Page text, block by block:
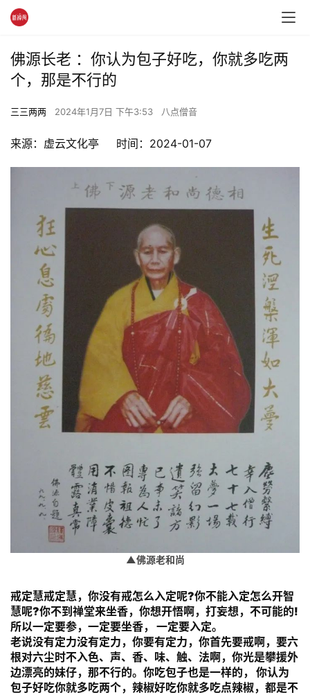
佛源长老 ：你认为包子好吃，你就多吃两
个，那是不行的
三三两两 2024年1月7日 下午3:53 八点僧音
来源：虚云文化亭     时间：2024-01-07
▲佛源老和尚
戒定慧戒定慧，你没有戒怎么入定呢?你不能入定怎么开智
慧呢?你不到禅堂来坐香，你想开悟啊，打妄想，不可能的!
所以一定要参，一定要坐香， 一定要入定。
老说没有定力没有定力，你要有定力，你首先要戒啊，要六
根对六尘时不入色、声、香、味、触、法啊，你光是攀援外
边漂亮的妹仔，那不行的。你吃包子也是一样的， 你认为
包子好吃你就多吃两个，辣椒好吃你就多吃点辣椒，都是不